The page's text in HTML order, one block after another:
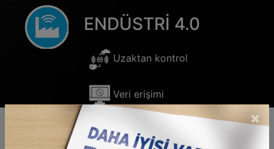
ENDÜSTRİ 4.0
Uzaktan kontrol
Veri erişimi
Bildirim desteği
×